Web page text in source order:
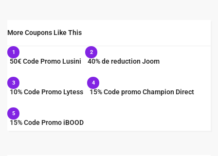
More Coupons Like This
1
50€ Code Promo Lusini
2
40% de reduction Joom
3
10% Code Promo Lytess
4
15% Code promo Champion Direct
5
15% Code Promo iBOOD